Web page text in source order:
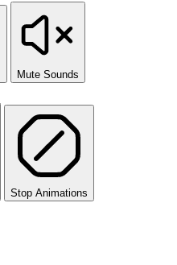
Mute Sounds
Stop Animations